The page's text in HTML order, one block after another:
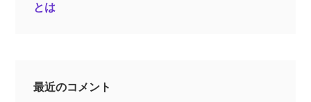
とは
最近のコメント